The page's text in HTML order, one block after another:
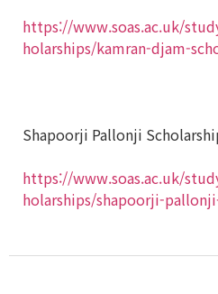
https://www.soas.ac.uk/
holarships/kamran-djam-
Shapoorji Pallonji
https://www.soas.ac.uk/
holarships/shapoorji-